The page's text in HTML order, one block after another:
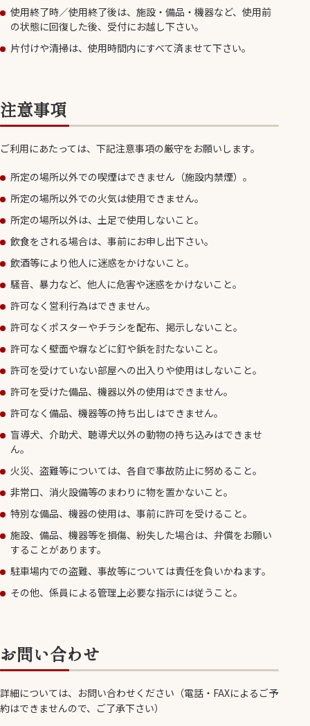
使用終了時／使用終了後は、施設・備品・機器など、使用前
の状態に回復した後、受付にお越し下さい。
片付けや清掃は、使用時間内にすべて済ませて下さい。
注意事項
ご利用にあたっては、下記注意事項の厳守をお願いします。
所定の場所以外での喫煙はできません（施設内禁煙）。
所定の場所以外での火気は使用できません。
所定の場所以外は、土足で使用しないこと。
飲食をされる場合は、事前にお申し出下さい。
飲酒等により他人に迷惑をかけないこと。
騒音、暴力など、他人に危害や迷惑をかけないこと。
許可なく営利行為はできません。
許可なくポスターやチラシを配布、掲示しないこと。
許可なく壁面や塀などに釘や鋲を討たないこと。
許可を受けていない部屋への出入りや使用はしないこと。
許可を受けた備品、機器以外の使用はできません。
許可なく備品、機器等の持ち出しはできません。
盲導犬、介助犬、聴導犬以外の動物の持ち込みはできませ
ん。
火災、盗難等については、各自で事故防止に努めること。
非常口、消火設備等のまわりに物を置かないこと。
特別な備品、機器の使用は、事前に許可を受けること。
施設、備品、機器等を損傷、紛失した場合は、弁償をお願い
することがあります。
駐車場内での盗難、事故等については責任を負いかねます。
その他、係員による管理上必要な指示には従うこと。
お問い合わせ
詳細については、お問い合わせください（電話・FAXによるご予
約はできませんので、ご了承下さい）